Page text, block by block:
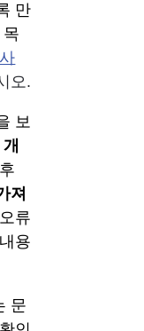
만
오.
보
개
져
류
용
문